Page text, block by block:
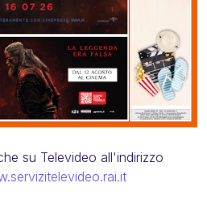
su Televideo all'indirizzo